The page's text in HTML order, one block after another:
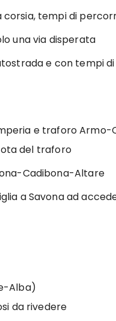
tempi di
una via disperata
e con tempi
e traforo Armo-
del traforo
Cadibona-Altare
a Savona ad
Alba)
da rivedere